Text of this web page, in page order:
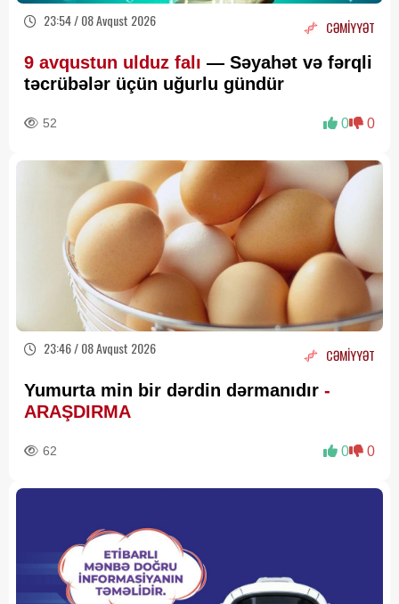
23:54 / 08 Avqust 2026 CƏMİYYƏT
9 avqustun ulduz falı — Səyahət və fərqli
təcrübələr üçün uğurlu gündür
52 0 0
23:46 / 08 Avqust 2026 CƏMİYYƏT
Yumurta min bir dərdin dərmanıdır -
ARAŞDIRMA
62 0 0